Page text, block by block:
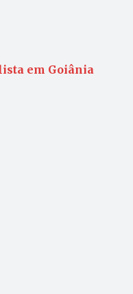
em Goiânia